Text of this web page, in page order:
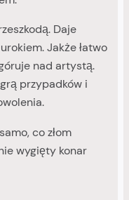
Daje
Jakże łatwo
nad artystą.
przypadków i
co złom
wygięty konar